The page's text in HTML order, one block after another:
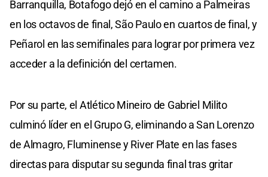
Barranquilla, Botafogo dejó en el camino a Palmeiras
en los octavos de final, São Paulo en cuartos de final, y
Peñarol en las semifinales para lograr por primera vez
acceder a la definición del certamen.
Por su parte, el Atlético Mineiro de Gabriel Milito
culminó líder en el Grupo G, eliminando a San Lorenzo
de Almagro, Fluminense y River Plate en las fases
directas para disputar su segunda final tras gritar